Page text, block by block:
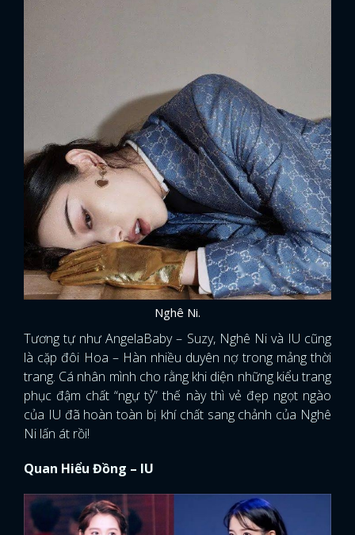
Nghê Ni.
Tương tự như AngelaBaby – Suzy, Nghê Ni và IU cũng
là cặp đôi Hoa – Hàn nhiều duyên nợ trong mảng thời
trang. Cá nhân mình cho rằng khi diện những kiểu trang
phục đậm chất “ngự tỷ” thế này thì vẻ đẹp ngọt ngào
của IU đã hoàn toàn bị khí chất sang chảnh của Nghê
Ni lấn át rồi!
Quan Hiểu Đồng – IU